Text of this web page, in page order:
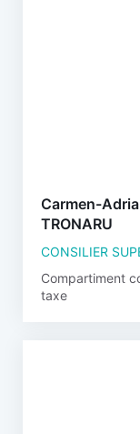
Carmen-
TRONARU
CONSILIER
Compartiment
taxe